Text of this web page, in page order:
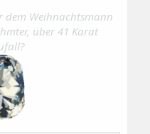
dem Weihnachtsmann
über 41 Karat